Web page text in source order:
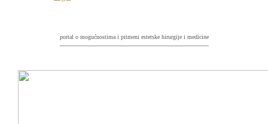
portal o mogućnostima i primeni estetske hirurgije i medicine